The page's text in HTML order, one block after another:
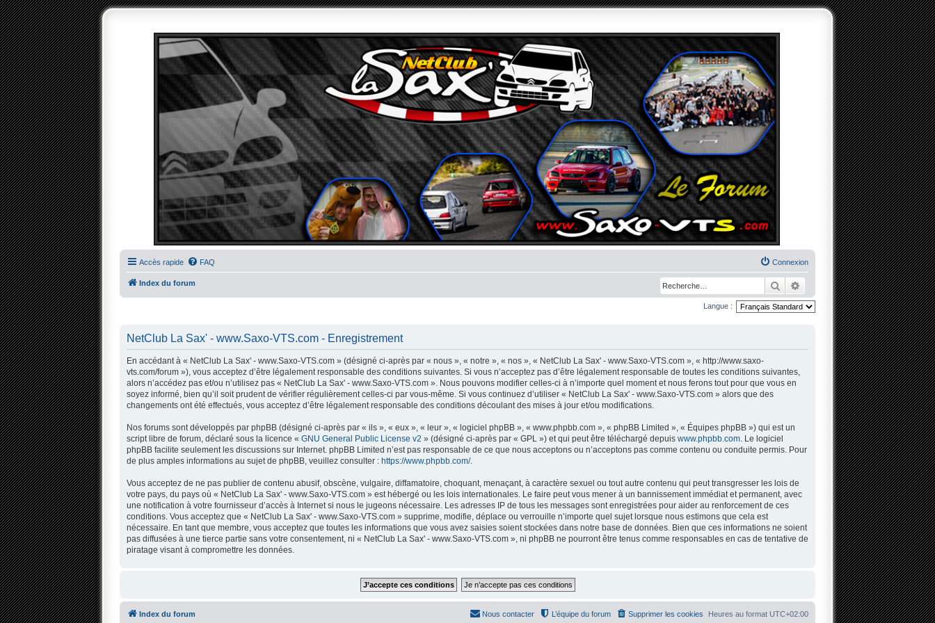
Accès rapide FAQ Connexion
Index du forum RechercherRecherche avancée
Langue :
NetClub La Sax' - www.Saxo-VTS.com - Enregistrement
En accédant à « NetClub La Sax' - www.Saxo-VTS.com » (désigné ci-après par « nous », « notre », « nos », « NetClub La Sax' - www.Saxo-VTS.com », « http://www.saxo-
vts.com/forum »), vous acceptez d’être légalement responsable des conditions suivantes. Si vous n’acceptez pas d’être légalement responsable de toutes les conditions suivantes,
alors n’accédez pas et/ou n’utilisez pas « NetClub La Sax' - www.Saxo-VTS.com ». Nous pouvons modifier celles-ci à n’importe quel moment et nous ferons tout pour que vous en
soyez informé, bien qu’il soit prudent de vérifier régulièrement celles-ci par vous-même. Si vous continuez d’utiliser « NetClub La Sax' - www.Saxo-VTS.com » alors que des
changements ont été effectués, vous acceptez d’être légalement responsable des conditions découlant des mises à jour et/ou modifications.
Nos forums sont développés par phpBB (désigné ci-après par « ils », « eux », « leur », « logiciel phpBB », « www.phpbb.com », « phpBB Limited », « Équipes phpBB ») qui est un
script libre de forum, déclaré sous la licence « GNU General Public License v2 » (désigné ci-après par « GPL ») et qui peut être téléchargé depuis www.phpbb.com . Le logiciel
phpBB facilite seulement les discussions sur Internet. phpBB Limited n’est pas responsable de ce que nous acceptons ou n’acceptons pas comme contenu ou conduite permis. Pour
de plus amples informations au sujet de phpBB, veuillez consulter : https://www.phpbb.com/.
Vous acceptez de ne pas publier de contenu abusif, obscène, vulgaire, diffamatoire, choquant, menaçant, à caractère sexuel ou tout autre contenu qui peut transgresser les lois de
votre pays, du pays où « NetClub La Sax' - www.Saxo-VTS.com » est hébergé ou les lois internationales. Le faire peut vous mener à un bannissement immédiat et permanent, avec
une notification à votre fournisseur d’accès à Internet si nous le jugeons nécessaire. Les adresses IP de tous les messages sont enregistrées pour aider au renforcement de ces
conditions. Vous acceptez que « NetClub La Sax' - www.Saxo-VTS.com » supprime, modifie, déplace ou verrouille n’importe quel sujet lorsque nous estimons que cela est
nécessaire. En tant que membre, vous acceptez que toutes les informations que vous avez saisies soient stockées dans notre base de données. Bien que ces informations ne soient
pas diffusées à une tierce partie sans votre consentement, ni « NetClub La Sax' - www.Saxo-VTS.com », ni phpBB ne pourront être tenus comme responsables en cas de tentative de
piratage visant à compromettre les données.
Index du forum Heures au format UTC+02:00
Supprimer les cookies
L’équipe du forum
Nous contacter